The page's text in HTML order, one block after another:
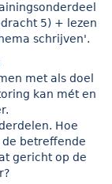
5) + lezen
schrijven'.
met als doel
kan mét en
Hoe
betreffende
gericht op de